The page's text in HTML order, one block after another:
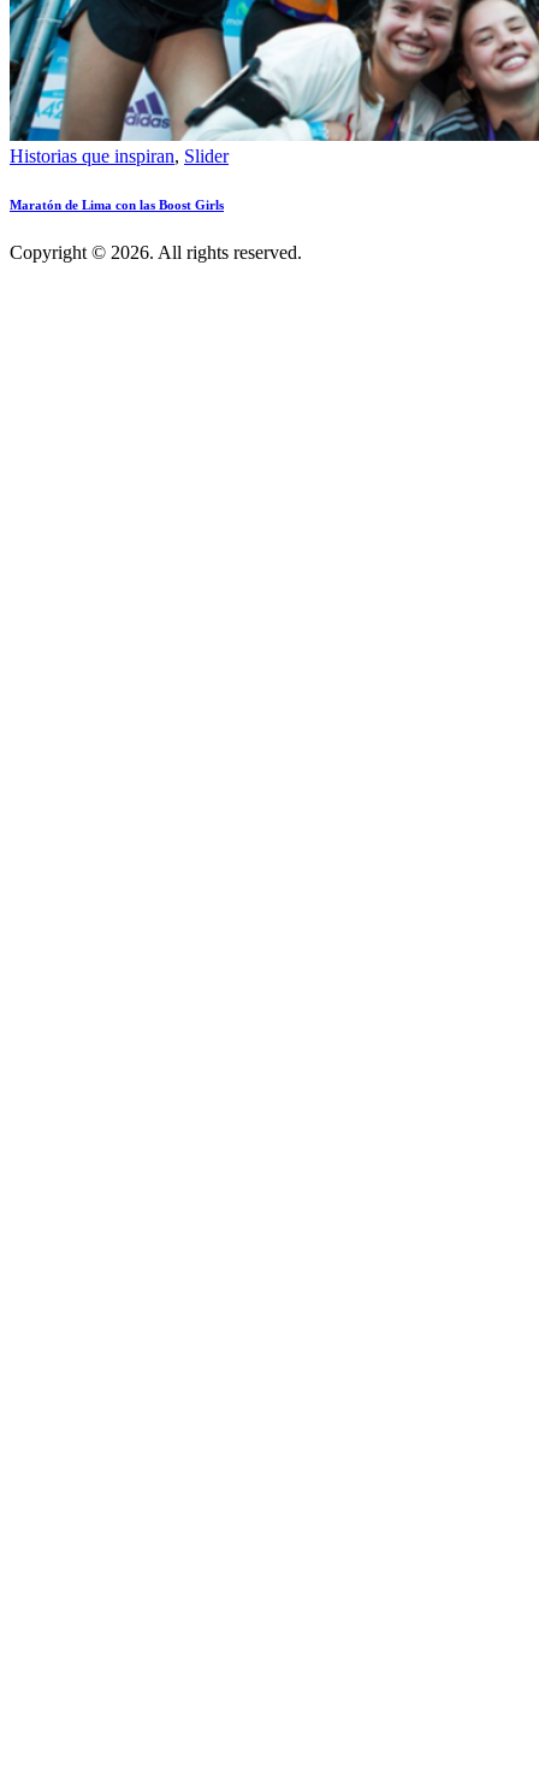
Historias que inspiran, Slider
Maratón de Lima con las Boost Girls
Copyright © 2026. All rights reserved.